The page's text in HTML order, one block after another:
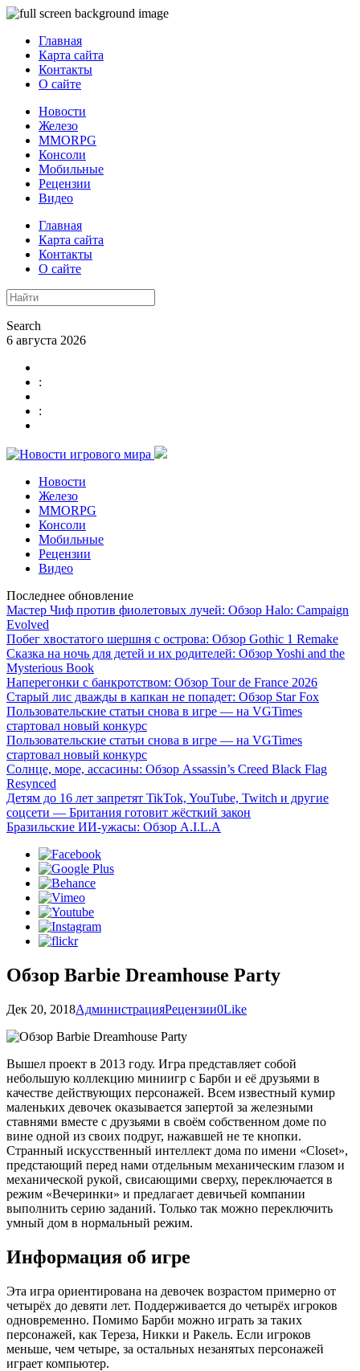
Главная
Карта сайта
Контакты
О сайте
Новости
Железо
MMORPG
Консоли
Мобильные
Рецензии
Видео
Главная
Карта сайта
Контакты
О сайте
Search
6 августа 2026
:
:
Новости
Железо
MMORPG
Консоли
Мобильные
Рецензии
Видео
Последнее обновление
Мастер Чиф против фиолетовых лучей: Обзор Halo: Campaign
Evolved
Побег хвостатого шершня с острова: Обзор Gothic 1 Remake
Сказка на ночь для детей и их родителей: Обзор Yoshi and the
Mysterious Book
Наперегонки с банкротством: Обзор Tour de France 2026
Старый лис дважды в капкан не попадет: Обзор Star Fox
Пользовательские статьи снова в игре — на VGTimes
стартовал новый конкурс
Пользовательские статьи снова в игре — на VGTimes
стартовал новый конкурс
Солнце, море, ассасины: Обзор Assassin’s Creed Black Flag
Resynced
Детям до 16 лет запретят TikTok, YouTube, Twitch и другие
соцсети — Британия готовит жёсткий закон
Бразильские ИИ-ужасы: Обзор A.I.L.A
Обзор Barbie Dreamhouse Party
Дек 20, 2018АдминистрацияРецензии0Like
Вышел проект в 2013 году. Игра представляет собой
небольшую коллекцию миниигр с Барби и её друзьями в
качестве действующих персонажей. Всем известный кумир
маленьких девочек оказывается запертой за железными
ставнями вместе с друзьями в своём собственном доме по
вине одной из своих подруг, нажавшей не те кнопки.
Странный искусственный интеллект дома по имени «Closet»,
предстающий перед нами отдельным механическим глазом и
механической рукой, свисающими сверху, переключается в
режим «Вечеринки» и предлагает девичьей компании
выполнить серию заданий. Только так можно переключить
умный дом в нормальный режим.
Информация об игре
Эта игра ориентирована на девочек возрастом примерно от
четырёх до девяти лет. Поддерживается до четырёх игроков
одновременно. Помимо Барби можно играть за таких
персонажей, как Тереза, Никки и Ракель. Если игроков
меньше, чем четыре, за остальных незанятых персонажей
играет компьютер.